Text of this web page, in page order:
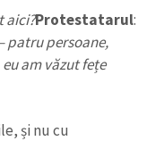
aici?Protestatarul:
patru persoane,
am văzut fețe
și nu cu